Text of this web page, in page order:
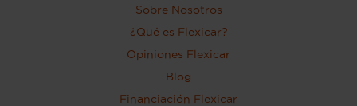
Sobre Nosotros
¿Qué es Flexicar?
Opiniones Flexicar
Blog
Financiación Flexicar